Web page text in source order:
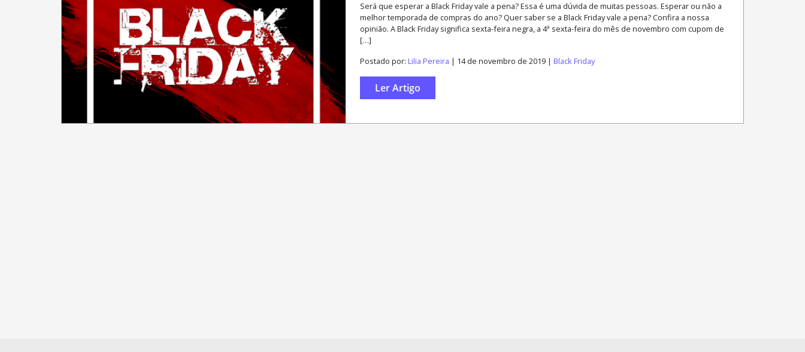
Será que esperar a Black Friday vale a pena? Essa é uma dúvida de muitas pessoas. Esperar ou não a
melhor temporada de compras do ano? Quer saber se a Black Friday vale a pena? Confira a nossa
opinião. A Black Friday significa sexta-feira negra, a 4ª sexta-feira do mês de novembro com cupom de
[…]
Postado por: Lilia Pereira | 14 de novembro de 2019 | Black Friday
Ler Artigo